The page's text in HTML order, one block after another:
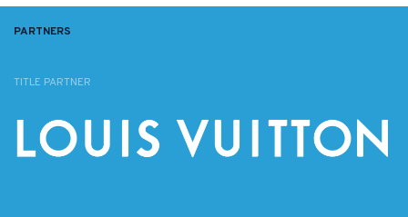
PARTNERS
TITLE PARTNER